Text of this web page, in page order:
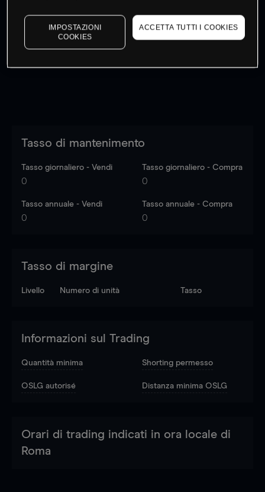
I prezzi sono solo indicativi. Accediper vedere gli ultimi
dati di mercato
to see latest market data
Tasso di mantenimento
Tasso giornaliero - Vendi
0
Tasso giornaliero - Compra
0
Tasso annuale - Vendi
0
Tasso annuale - Compra
0
Tasso di margine
Livello Numero di unità Tasso
Informazioni sul Trading
Quantità minima Shorting permesso
OSLG autorisé Distanza minima OSLG
Orari di trading indicati in ora locale di
Roma
IMPOSTAZIONI
COOKIES
ACCETTA TUTTI I COOKIES